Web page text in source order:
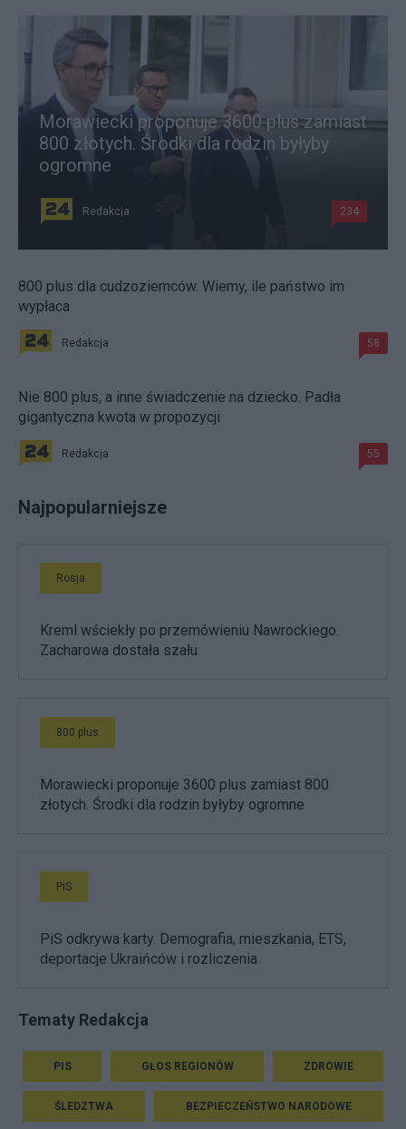
Morawiecki proponuje 3600 plus zamiast
800 złotych. Środki dla rodzin byłyby
ogromne
Redakcja 234
800 plus dla cudzoziemców. Wiemy, ile państwo im
wypłaca
Redakcja 58
Nie 800 plus, a inne świadczenie na dziecko. Padła
gigantyczna kwota w propozycji
Redakcja 55
Najpopularniejsze
Rosja
Kreml wściekły po przemówieniu Nawrockiego.
Zacharowa dostała szału
800 plus
Morawiecki proponuje 3600 plus zamiast 800
złotych. Środki dla rodzin byłyby ogromne
PiS
PiS odkrywa karty. Demografia, mieszkania, ETS,
deportacje Ukraińców i rozliczenia
Tematy Redakcja
PIS GŁOS REGIONÓW ZDROWIE
ŚLEDZTWA BEZPIECZEŃSTWO NARODOWE